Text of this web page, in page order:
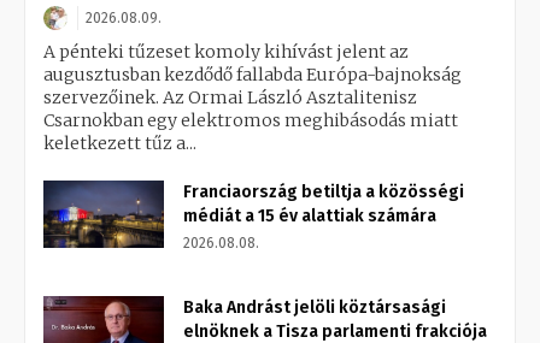
2026.08.09.
A pénteki tűzeset komoly kihívást jelent az
augusztusban kezdődő fallabda Európa-bajnokság
szervezőinek. Az Ormai László Asztalitenisz
Csarnokban egy elektromos meghibásodás miatt
keletkezett tűz a...
Franciaország betiltja a közösségi
médiát a 15 év alattiak számára
2026.08.08.
Baka Andrást jelöli köztársasági
elnöknek a Tisza parlamenti frakciója